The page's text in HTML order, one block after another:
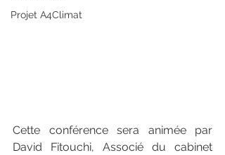
Projet A4Climat
Cette conférence sera animée par
David Fitouchi, Associé du cabinet